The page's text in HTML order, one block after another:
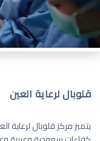
قلوبال لرعاية العين
يتميز مركز قلوبال لرعاية